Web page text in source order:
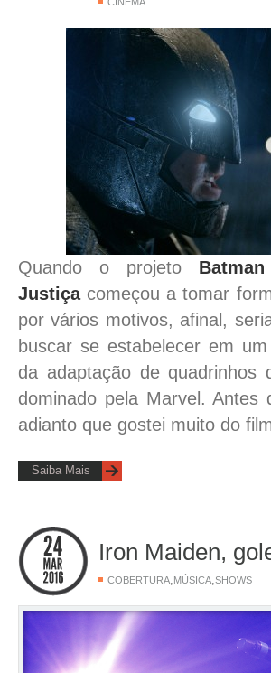
Quando o projeto
Justiça começou a tomar
por vários motivos, afinal,
buscar se estabelecer em
da adaptação de quadrinhos
dominado pela Marvel.
adianto que gostei muito do
Saiba Mais
Iron Maiden,
COBERTURA, MÚSICA,SHOWS